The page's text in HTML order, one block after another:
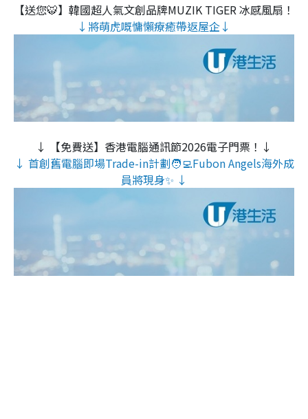
【送您🐯】韓國超人氣文創品牌MUZIK TIGER 冰感風扇！
↓將萌虎嘅慵懶療癒帶返屋企↓
↓ 【免費送】香港電腦通訊節2026電子門票！↓
↓ 首創舊電腦即場Trade-in計劃🧑‍💻Fubon Angels海外成
員將現身✨ ↓